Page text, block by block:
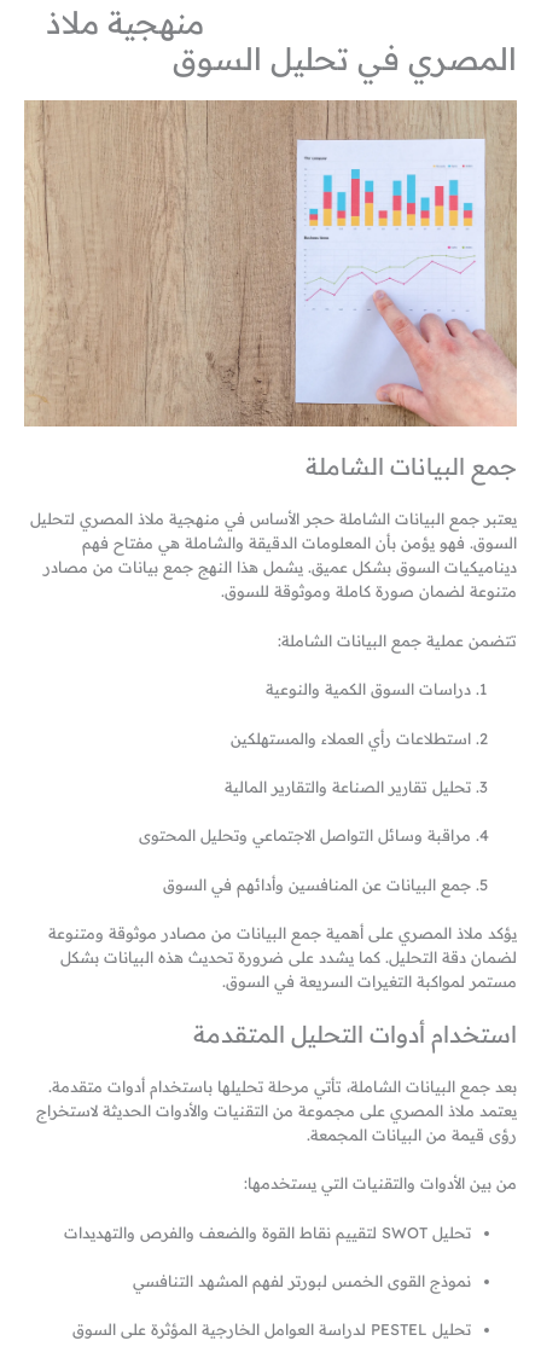
منهجية ملاذ
المصري في تحليل السوق
جمع البيانات الشاملة
يعتبر جمع البيانات الشاملة حجر الأساس في منهجية ملاذ المصري لتحليل
السوق. فهو يؤمن بأن المعلومات الدقيقة والشاملة هي مفتاح فهم
ديناميكيات السوق بشكل عميق. يشمل هذا النهج جمع بيانات من مصادر
متنوعة لضمان صورة كاملة وموثوقة للسوق.
تتضمن عملية جمع البيانات الشاملة:
دراسات السوق الكمية والنوعية
استطلاعات رأي العملاء والمستهلكين
تحليل تقارير الصناعة والتقارير المالية
مراقبة وسائل التواصل الاجتماعي وتحليل المحتوى
جمع البيانات عن المنافسين وأدائهم في السوق
يؤكد ملاذ المصري على أهمية جمع البيانات من مصادر موثوقة ومتنوعة
لضمان دقة التحليل. كما يشدد على ضرورة تحديث هذه البيانات بشكل
مستمر لمواكبة التغيرات السريعة في السوق.
استخدام أدوات التحليل المتقدمة
بعد جمع البيانات الشاملة، تأتي مرحلة تحليلها باستخدام أدوات متقدمة.
يعتمد ملاذ المصري على مجموعة من التقنيات والأدوات الحديثة لاستخراج
رؤى قيمة من البيانات المجمعة.
من بين الأدوات والتقنيات التي يستخدمها:
تحليل SWOT لتقييم نقاط القوة والضعف والفرص والتهديدات
نموذج القوى الخمس لبورتر لفهم المشهد التنافسي
تحليل PESTEL لدراسة العوامل الخارجية المؤثرة على السوق